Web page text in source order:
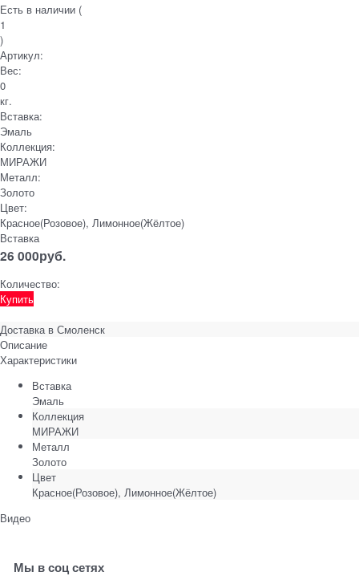
Есть в наличии (
1
)
Артикул:
Вес:
0
кг.
Вставка:
Эмаль
Коллекция:
МИРАЖИ
Металл:
Золото
Цвет:
Красное(Розовое), Лимонное(Жёлтое)
Вставка
26 000руб.
Количество:
Купить
Доставка в Смоленск
Описание
Характеристики
Вставка
Эмаль
Коллекция
МИРАЖИ
Металл
Золото
Цвет
Красное(Розовое), Лимонное(Жёлтое)
Видео
Мы в соц сетях